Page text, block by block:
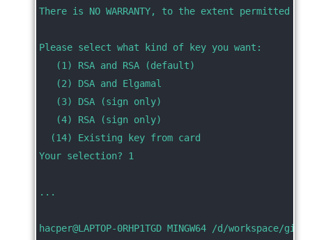
There is NO WARRANTY, to the extent permitted by
Please select what kind of key you want:
(1) RSA and RSA (default)
(2) DSA and Elgamal
(3) DSA (sign only)
(4) RSA (sign only)
(14) Existing key from card
Your selection? 1
...
hacper@LAPTOP-0RHP1TGD MINGW64 /d/workspace/